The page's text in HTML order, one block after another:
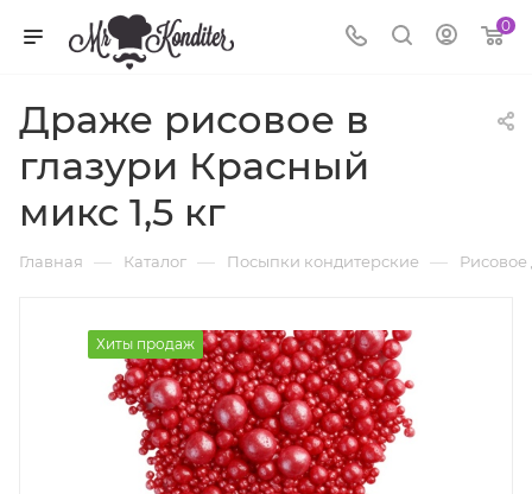
0
Драже рисовое в
глазури Красный
микс 1,5 кг
Главная — Каталог — Посыпки кондитерские —
Хиты продаж